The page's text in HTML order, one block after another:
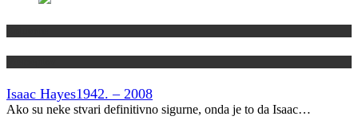
Isaac Hayes1942. – 2008
Ako su neke stvari definitivno sigurne, onda je to da Isaac…